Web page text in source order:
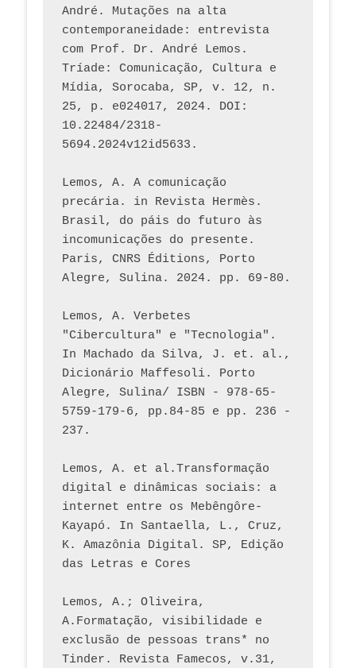
André. Mutações na alta
contemporaneidade: entrevista
com Prof. Dr. André Lemos.
Tríade: Comunicação, Cultura e
Mídia, Sorocaba, SP, v. 12, n.
25, p. e024017, 2024. DOI:
10.22484/2318-
5694.2024v12id5633.
Lemos, A. A comunicação
precária. in Revista Hermès.
Brasil, do páis do futuro às
incomunicações do presente.
Paris, CNRS Éditions, Porto
Lemos, A. Verbetes
"Cibercultura" e "Tecnologia".
In Machado da Silva, J. et. al.,
Dicionário Maffesoli. Porto
Alegre, Sulina/ ISBN - 978-65-
5759-179-6, pp.84-85 e pp. 236 -
237.
Lemos, A. et al.Transformação
digital e dinâmicas sociais: a
internet entre os Mebêngôre-
Kayapó. In Santaella, L., Cruz,
K. Amazônia Digital. SP, Edição
das Letras e Cores
Lemos, A.; Oliveira,
A.Formatação, visibilidade e
exclusão de pessoas trans* no
Tinder. Revista Famecos, v.31,